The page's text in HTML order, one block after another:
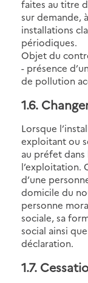
faites au titre
sur demande,
installations
périodiques.
Objet du
- présence
de pollution
1.6.
Lorsque
exploitant ou
au préfet dans
l’exploitation.
d’une
domicile du
personne
sociale, sa
social ainsi
déclaration.
1.7.